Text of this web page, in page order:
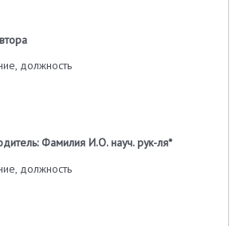
должность
Фамилия И.О. науч. рук-ля*
должность